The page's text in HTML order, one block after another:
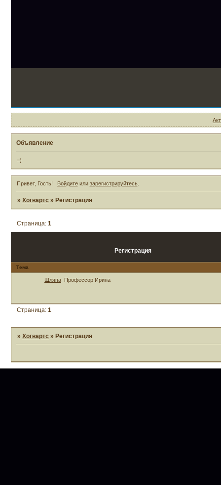
Объявление
=)
Привет, Гость! Войдитеили зарегистрируйтесь.
»Хогвартс »Регистрация
Регистрация
Страница:1
Тема
Шляпа Профессор Ирина
Страница:1
»Хогвартс » Регистрация